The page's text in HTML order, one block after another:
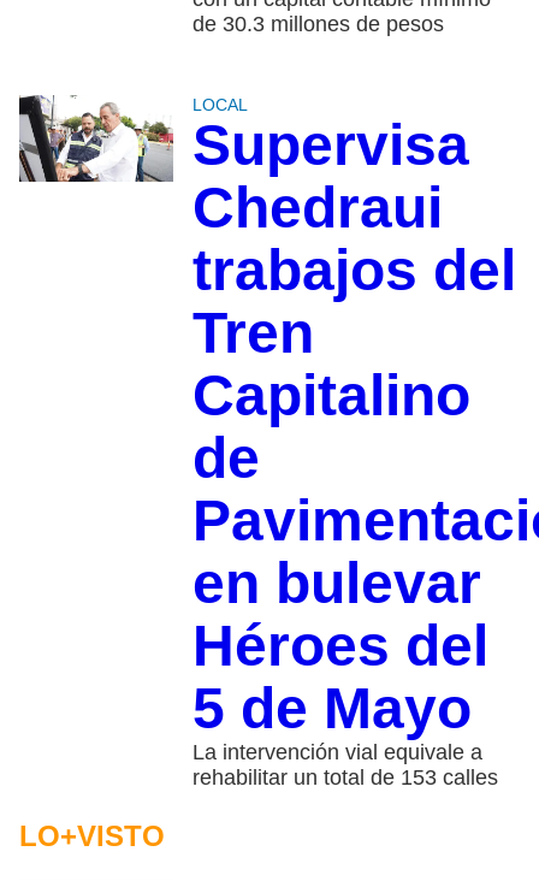
de 30.3 millones de pesos
LOCAL
Supervisa
Chedraui
trabajos del
Tren
Capitalino
de
en bulevar
Héroes del
5 de Mayo
La intervención vial equivale a
rehabilitar un total de 153 calles
LO+VISTO